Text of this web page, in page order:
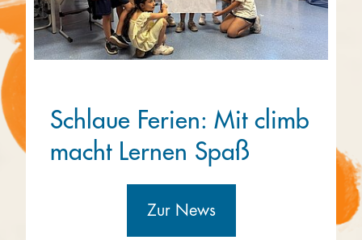
Schlaue Ferien: Mit climb
macht Lernen Spaß
Zur News